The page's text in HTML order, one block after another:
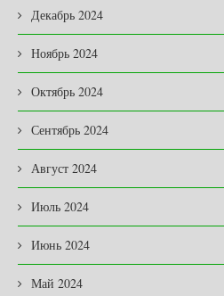
Декабрь 2024
Ноябрь 2024
Октябрь 2024
Сентябрь 2024
Август 2024
Июль 2024
Июнь 2024
Май 2024